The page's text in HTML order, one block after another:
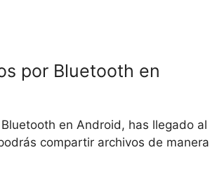
por Bluetooth en
en Android, has llegado al
compartir archivos de manera